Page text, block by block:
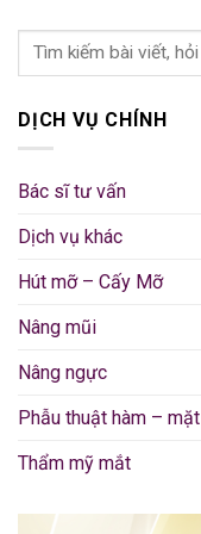
DỊCH VỤ CHÍNH
Bác sĩ tư vấn
Dịch vụ khác
Hút mỡ – Cấy Mỡ
Nâng mũi
Nâng ngực
Phẫu thuật hàm – mặt
Thẩm mỹ mắt